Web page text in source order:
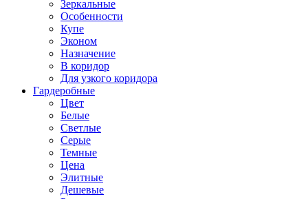
Зеркальные
Особенности
Купе
Эконом
Назначение
В коридор
Для узкого коридора
Гардеробные
Цвет
Белые
Светлые
Серые
Темные
Цена
Элитные
Дешевые